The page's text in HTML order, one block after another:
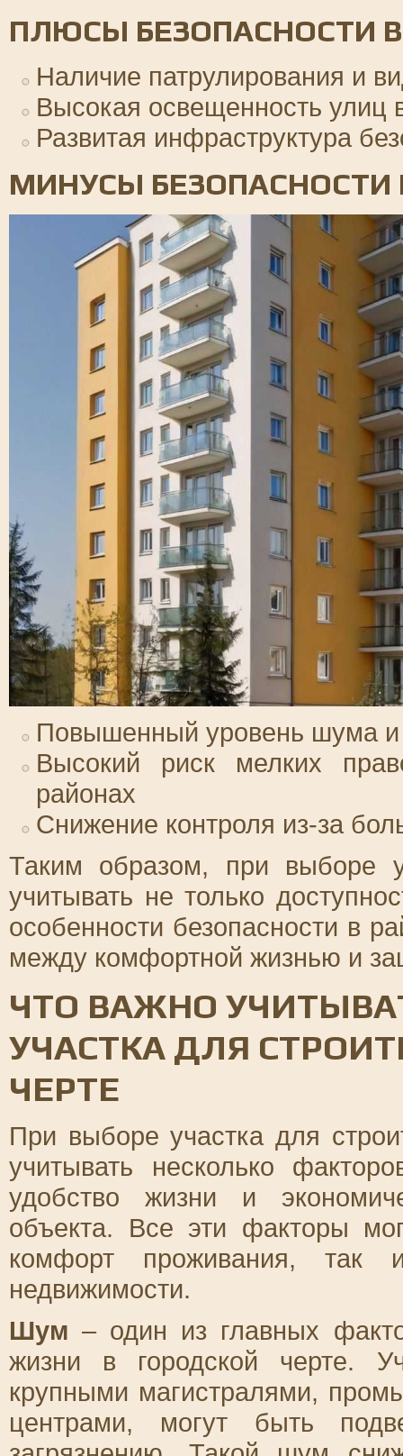
ПЛЮСЫ БЕЗОПАСНОСТИ
Наличие патрулирования и
Высокая освещенность улиц
Развитая инфраструктура
МИНУСЫ БЕЗОПАСНОСТИ
Повышенный уровень шума и
Высокий риск мелких
районах
Снижение контроля из-за
Таким образом, при выборе
учитывать не только
особенности безопасности в
между комфортной жизнью и
ЧТО ВАЖНО
УЧАСТКА ДЛЯ
ЧЕРТЕ
При выборе участка для
учитывать несколько
удобство жизни и
объекта. Все эти факторы
комфорт проживания,
недвижимости.
Шум – один из главных
жизни в городской черте.
крупными магистралями,
центрами, могут быть